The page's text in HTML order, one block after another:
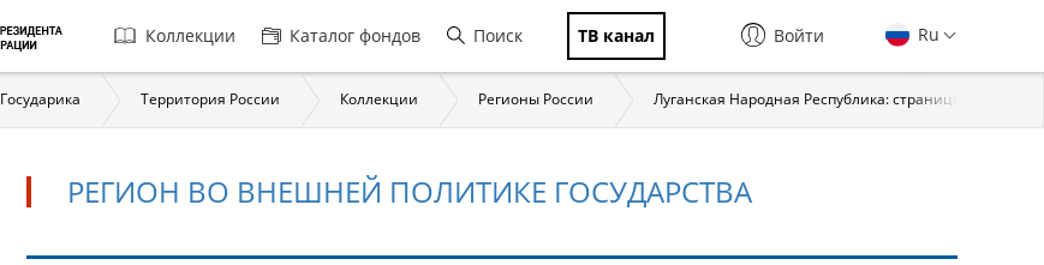
Главная
навигация
Коллекции Каталог фондов Поиск ТВ канал Ru
Войти
Государика Территория России Коллекции Регионы России Луганская Народная Республика: страницы истории
РЕГИОН ВО ВНЕШНЕЙ ПОЛИТИКЕ ГОСУДАРСТВА